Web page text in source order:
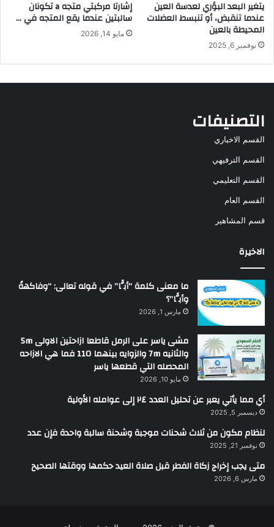
يتغير البعد البؤري لعدسة العين
عندما تنقبض، أو تنبسط العضلات
المحيطة بالعين
نوفمبر 6, 2025
إشارتا مركبتي متجه a تكونان
سالبتين عندما يقع المتجه في …
مايو 14, 2026
التصنيفات
القسم الاخباري
القسم الترفيهي
القسم التعليمي
القسم العام
قسم المشاهير
الاخيرة
ما معنى كلمة “أبًّا” في قوله تعالى: “وفاكهةً
وأبًّا”؟
مارس 1, 2026
مشى ياسر على الرمل قاطعا ازاحتين الاولى 5m
والثانيه 7m والزوايه بينهما 110 فما هي الازاحه
المحصله التي قطعها ياسر
مايو 10, 2026
أي مما يأتي يعبر عن تحليل العدد ٢٤ إلى عوامله الأولية
ديسمبر 5, 2025
لنظام مكون من ثلاث شحنات موجبة وشحنة سالبة واحدة فإن عدد
نوفمبر 21, 2025
متى يجب إخراج زكاة الفطر قبل صلاة العيد حكمها ووقتها الصحيح
مارس 6, 2026